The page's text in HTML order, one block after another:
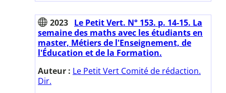
2023 Le Petit Vert. N° 153. p. 14-15. La
semaine des maths avec les étudiants en
master, Métiers de l'Enseignement, de
l'Éducation et de la Formation.
Auteur : Le Petit Vert Comité de rédaction.
Dir.